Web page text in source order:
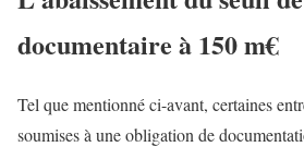
documentaire à 150 m€
Tel que mentionné ci-avant, certaines
soumises à une obligation de